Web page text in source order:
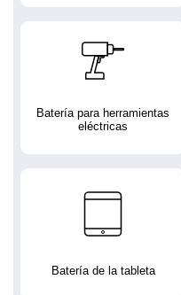
Batería para herramientas
eléctricas
Batería de la tableta